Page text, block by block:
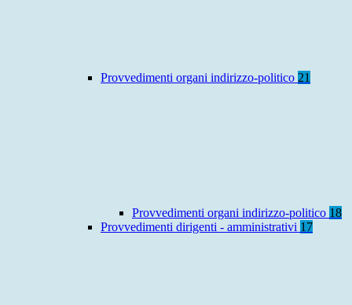
Provvedimenti organi indirizzo-politico 21
Provvedimenti organi indirizzo-politico 18
Provvedimenti dirigenti - amministrativi 17